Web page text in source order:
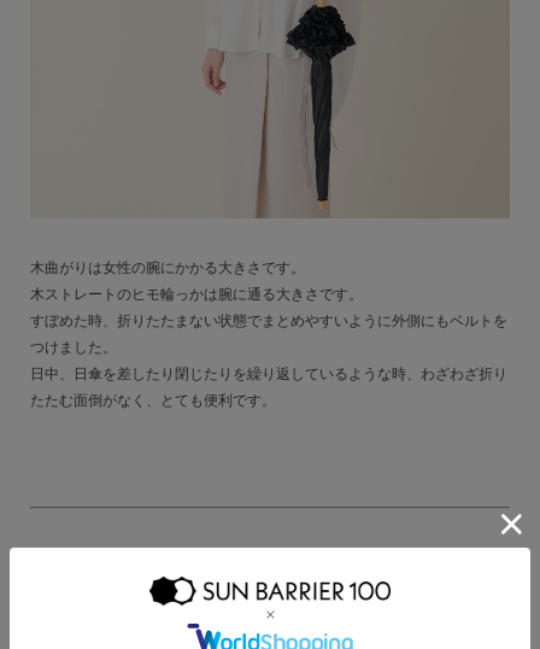
木曲がりは女性の腕にかかる大きさです。
木ストレートのヒモ輪っかは腕に通る大きさです。
すぼめた時、折りたたまない状態でまとめやすいように外側にもベルトを
つけました。
日中、日傘を差したり閉じたりを繰り返しているような時、わざわざ折り
たたむ面倒がなく、とても便利です。